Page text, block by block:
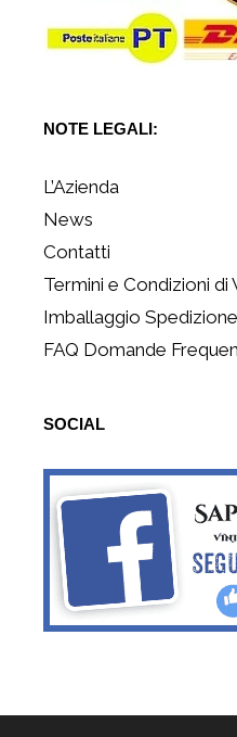
NOTE LEGALI:
L’Azienda
News
Contatti
Termini e Condizioni di
Imballaggio
FAQ Domande
SOCIAL